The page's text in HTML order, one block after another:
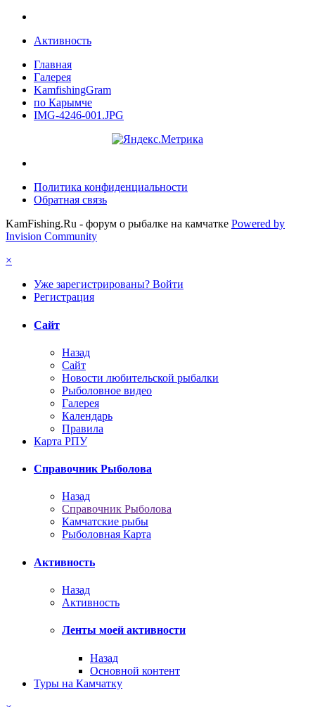
Активность
Главная
Галерея
KamfishingGram
по Карымче
IMG-4246-001.JPG
Политика конфиденциальности
Обратная связь
KamFishing.Ru - форум о рыбалке на камчатке Powered by
Invision Community
×
Уже зарегистрированы? Войти
Регистрация
Сайт
Назад
Сайт
Новости любительской рыбалки
Рыболовное видео
Галерея
Календарь
Правила
Карта РПУ
Справочник Рыболова
Назад
Справочник Рыболова
Камчатские рыбы
Рыболовная Карта
Активность
Назад
Активность
Ленты моей активности
Назад
Основной контент
Туры на Камчатку